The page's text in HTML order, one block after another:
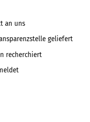
an uns
geliefert
recherchiert